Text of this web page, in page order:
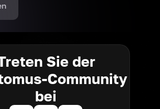
Sie der
Community
bei